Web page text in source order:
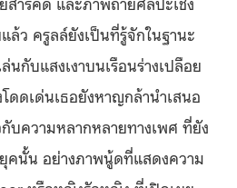
ว ครูลล์ยังเป็นที่รู้จักในฐานะ
กับแสงเงาบนเรือนร่างเปลือย
ดดเด่นเธอยังหาญกล้านำเสนอ
บความหลากหลายทางเพศ ที่ยัง
คนั้น อย่างภาพนู้ดที่แสดงความ